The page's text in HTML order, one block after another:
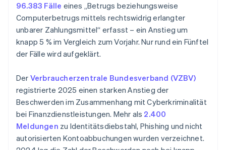
96.383 Fälle eines „Betrugs beziehungsweise
Computerbetrugs mittels rechtswidrig erlangter
unbarer Zahlungsmittel“ erfasst – ein Anstieg um
knapp 5 % im Vergleich zum Vorjahr. Nur rund ein Fünftel
der Fälle wird aufgeklärt.
Der Verbraucherzentrale Bundesverband (VZBV)
registrierte 2025 einen starken Anstieg der
Beschwerden im Zusammenhang mit Cyberkriminalität
bei Finanzdienstleistungen. Mehr als 2.400
Meldungen zu Identitätsdiebstahl, Phishing und nicht
autorisierten Kontoabbuchungen wurden verzeichnet.